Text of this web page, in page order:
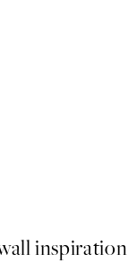
inspiration